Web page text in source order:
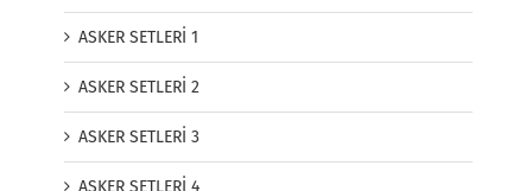
ASKER SETLERİ 1
ASKER SETLERİ 2
ASKER SETLERİ 3